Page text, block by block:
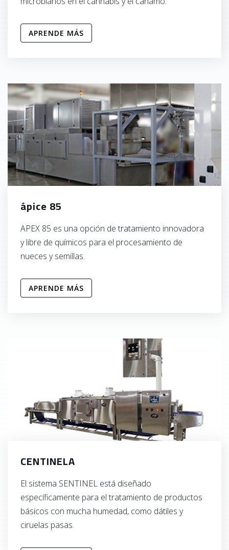
APRENDE MÁS
ápice 85
APEX 85 es una opción de tratamiento innovadora
y libre de químicos para el procesamiento de
nueces y semillas.
APRENDE MÁS
CENTINELA
El sistema SENTINEL está diseñado
específicamente para el tratamiento de productos
básicos con mucha humedad, como dátiles y
ciruelas pasas.